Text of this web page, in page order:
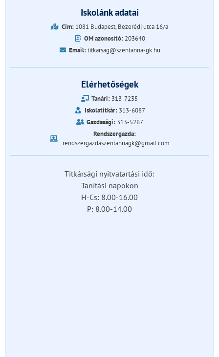
Iskolánk adatai
Cím:1081 Budapest, Bezerédj utca 16/a
OM azonosító: 203640
Email:titkarsag@szentanna-gk.hu
Elérhetőségek
Tanári: 313-7235
Iskolatitkár:313-6087
Gazdasági:313-5267
Rendszergazda:
rendszergazdaszentannagk@gmail.com
Titkársági nyitvatartási idő:
Tanítási napokon
H-Cs: 8.00-16.00
P: 8.00-14.00